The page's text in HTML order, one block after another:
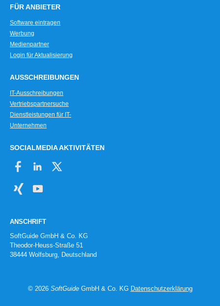
FÜR ANBIETER
Software eintragen
Werbung
Medienpartner
Login für Aktualisierung
AUSSCHREIBUNGEN
IT-Ausschreibungen
Vertriebspartnersuche
Dienstleistungen für IT-
Unternehmen
SOCIALMEDIA AKTIVITÄTEN
ANSCHRIFT
SoftGuide GmbH & Co. KG
Theodor-Heuss-Straße 51
38444 Wolfsburg, Deutschland
© 2026 SoftGuideGmbH & Co. KG Datenschutzerklärung